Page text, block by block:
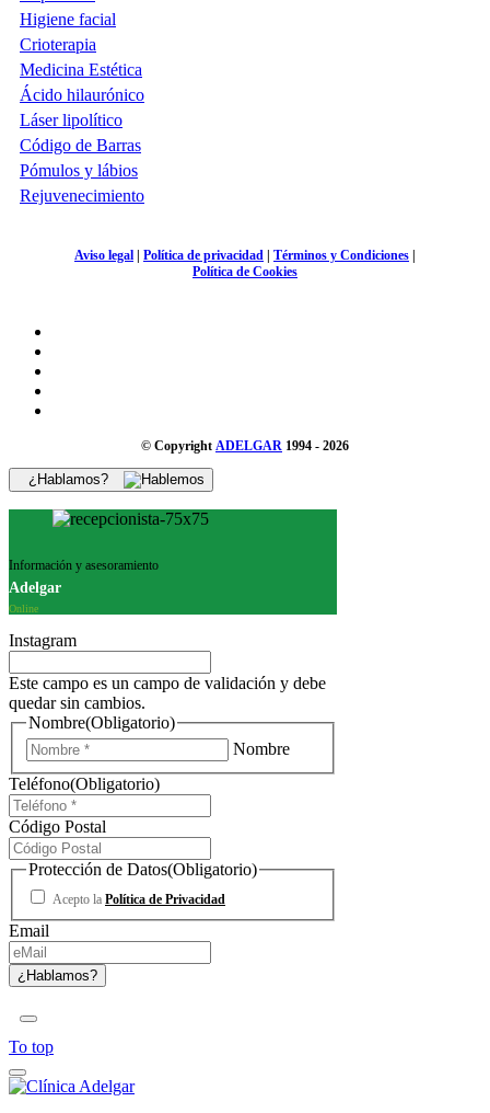
Higiene facial
Crioterapia
Medicina Estética
Ácido hilaurónico
Láser lipolítico
Código de Barras
Pómulos y lábios
Rejuvenecimiento
Aviso legal | Política de privacidad | Términos y Condiciones |
Política de Cookies
© Copyright ADELGAR 1994 - 2026
¿Hablamos?
Información y asesoramiento
Adelgar
Online
Instagram
Este campo es un campo de validación y debe
quedar sin cambios.
Nombre(Obligatorio)
Nombre
Teléfono(Obligatorio)
Código Postal
Protección de Datos(Obligatorio)
Acepto la Política de Privacidad
Email
To top